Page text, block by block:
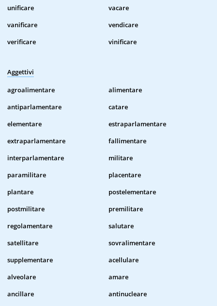
unificare
vacare
vanificare
vendicare
verificare
vinificare
Aggettivi
agroalimentare
alimentare
antiparlamentare
catare
elementare
estraparlamentare
extraparlamentare
fallimentare
interparlamentare
militare
paramilitare
placentare
plantare
postelementare
postmilitare
premilitare
regolamentare
salutare
satellitare
sovralimentare
supplementare
acellulare
alveolare
amare
ancillare
antinucleare